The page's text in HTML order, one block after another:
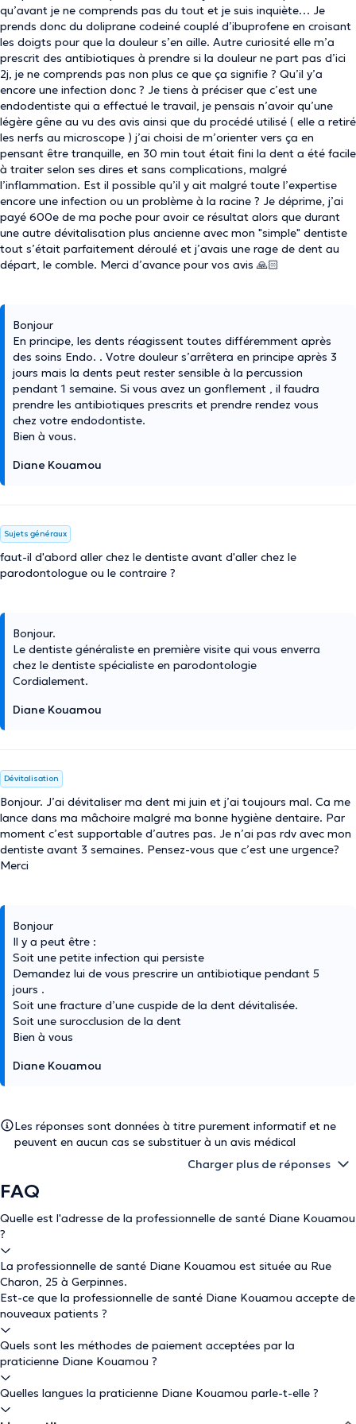
qu’avant je ne comprends pas du tout et je suis inquiète… Je
prends donc du doliprane codeiné couplé d’ibuprofene en croisant
les doigts pour que la douleur s’en aille. Autre curiosité elle m’a
prescrit des antibiotiques à prendre si la douleur ne part pas d’ici
2j, je ne comprends pas non plus ce que ça signifie ? Qu’il y’a
encore une infection donc ? Je tiens à préciser que c’est une
endodentiste qui a effectué le travail, je pensais n’avoir qu’une
légère gêne au vu des avis ainsi que du procédé utilisé ( elle a retiré
les nerfs au microscope ) j’ai choisi de m’orienter vers ça en
pensant être tranquille, en 30 min tout était fini la dent a été facile
à traiter selon ses dires et sans complications, malgré
l’inflammation. Est il possible qu’il y ait malgré toute l’expertise
encore une infection ou un problème à la racine ? Je déprime, j’ai
payé 600e de ma poche pour avoir ce résultat alors que durant
une autre dévitalisation plus ancienne avec mon "simple" dentiste
tout s’était parfaitement déroulé et j’avais une rage de dent au
départ, le comble. Merci d’avance pour vos avis 🙏🏻
Bonjour
En principe, les dents réagissent toutes différemment après
des soins Endo. . Votre douleur s’arrêtera en principe après 3
jours mais la dents peut rester sensible à la percussion
pendant 1 semaine. Si vous avez un gonflement , il faudra
prendre les antibiotiques prescrits et prendre rendez vous
chez votre endodontiste.
Bien à vous.
Diane Kouamou
Sujets généraux
faut-il d'abord aller chez le dentiste avant d'aller chez le
parodontologue ou le contraire ?
Bonjour.
Le dentiste généraliste en première visite qui vous enverra
chez le dentiste spécialiste en parodontologie
Cordialement.
Diane Kouamou
Dévitalisation
Bonjour. J’ai dévitaliser ma dent mi juin et j’ai toujours mal. Ca me
lance dans ma mâchoire malgré ma bonne hygiène dentaire. Par
moment c’est supportable d’autres pas. Je n’ai pas rdv avec mon
dentiste avant 3 semaines. Pensez-vous que c’est une urgence?
Merci
Bonjour
Il y a peut être :
Soit une petite infection qui persiste
Demandez lui de vous prescrire un antibiotique pendant 5
jours .
Soit une fracture d’une cuspide de la dent dévitalisée.
Soit une surocclusion de la dent
Bien à vous
Diane Kouamou
Les réponses sont données à titre purement informatif et ne
peuvent en aucun cas se substituer à un avis médical
Charger plus de réponses
FAQ
Quelle est l'adresse de la professionnelle de santé Diane Kouamou
?
La professionnelle de santé Diane Kouamou est située au Rue
Charon, 25 à Gerpinnes.
Est-ce que la professionnelle de santé Diane Kouamou accepte de
nouveaux patients ?
Quels sont les méthodes de paiement acceptées par la
praticienne Diane Kouamou ?
Quelles langues la praticienne Diane Kouamou parle-t-elle ?